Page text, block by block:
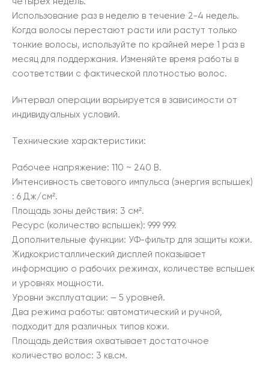
Использование раз в неделю в течение 2-4 недель.
Когда волосы перестают расти или растут только
тонкие волосы, используйте по крайней мере 1 раз в
месяц для поддержания. Изменяйте время работы в
соответствии с фактической плотностью волос.
Интервал операции варьируется в зависимости от
индивидуальных условий.
Технические характеристики:
Рабочее напряжение: 110 ~ 240 В.
Интенсивность светового импульса (энергия вспышек)
: 6 Дж/см².
Площадь зоны действия: 3 см².
Ресурс (количество вспышек): 999 999.
Дополнительные функции: УФ-фильтр для защиты кожи.
Жидкокристаллический дисплей показывает
информацию о рабочих режимах, количестве вспышек
и уровнях мощности.
Уровни эксплуатации: – 5 уровней.
Два режима работы: автоматический и ручной,
подходит для различных типов кожи.
Площадь действия охватывает достаточное
количество волос: 3 кв.см.